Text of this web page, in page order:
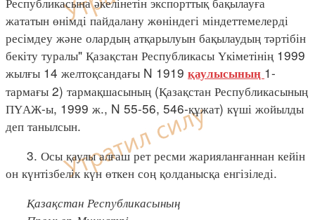
жататын өнімді пайдалану жөніндегі міндеттемелерді
ресімдеу және олардың атқарылуын бақылаудың тәртібін
бекіту туралы" Қазақстан Республикасы Үкіметінің 1999
жылғы 14 желтоқсандағы N 1919 қаулысының 1-
тармағы 2) тармақшасының (Қазақстан Республикасының
ПҮАЖ-ы, 1999 ж., N 55-56, 546-құжат) күші жойылды
деп танылсын.
3. Осы қаулы алғаш рет ресми жарияланғаннан кейін
он күнтізбелік күн өткен соң қолданысқа енгізіледі.
Қазақстан Республикасының